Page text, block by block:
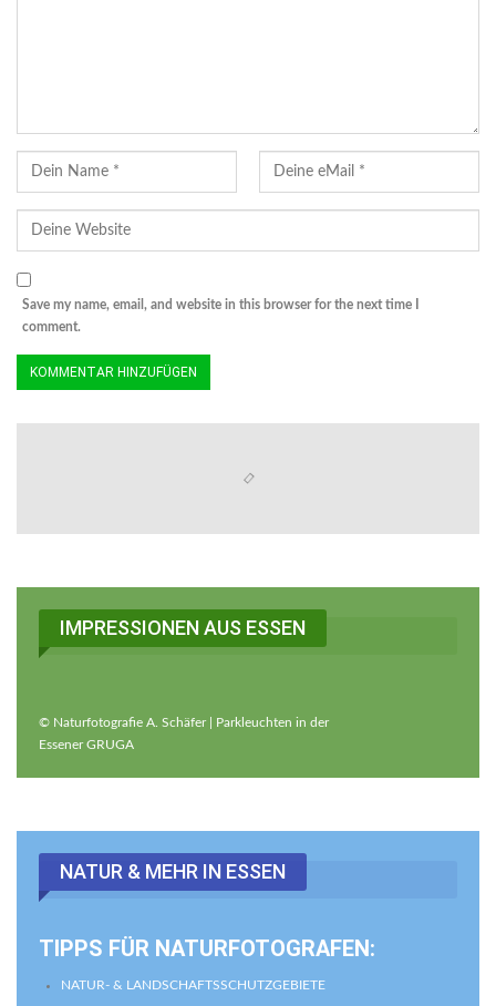
Save my name, email, and website in this browser for the next time I
comment.
IMPRESSIONEN AUS ESSEN
© Naturfotografie A. Schäfer | Parkleuchten in der
Essener GRUGA
NATUR & MEHR IN ESSEN
TIPPS FÜR NATURFOTOGRAFEN:
NATUR- & LANDSCHAFTSSCHUTZGEBIETE